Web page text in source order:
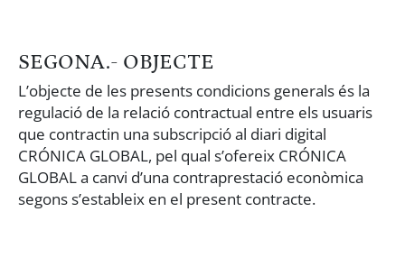
SEGONA.- OBJECTE
L’objecte de les presents condicions generals és la
regulació de la relació contractual entre els usuaris
que contractin una subscripció al diari digital
CRÓNICA GLOBAL, pel qual s’ofereix CRÓNICA
GLOBAL a canvi d’una contraprestació econòmica
segons s’estableix en el present contracte.